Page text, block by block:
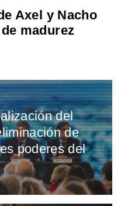
Axel y Nacho
madurez
del
de
poderes del